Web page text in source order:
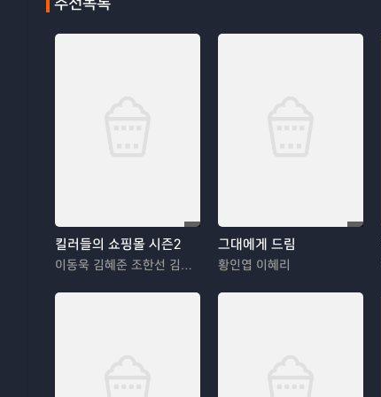
킬러들의 쇼핑몰 시즌2
이동욱 김혜준 조한선 김해나
그대에게 드림
황인엽 이혜리